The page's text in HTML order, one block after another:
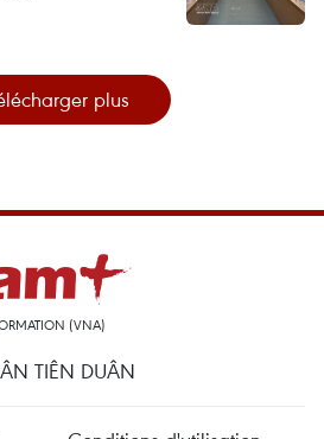
plus
(VNA)
TIÊN DUÂN